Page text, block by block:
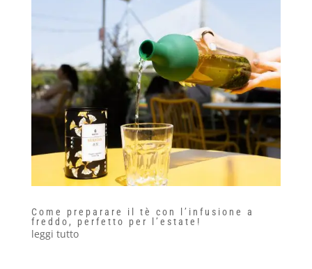
Come preparare il tè con l’infusione a
freddo, perfetto per l’estate!
leggi tutto